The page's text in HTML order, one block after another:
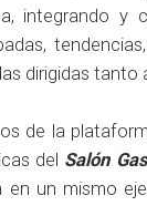
integrando
dirigidas
de la
del Salón
en un mismo